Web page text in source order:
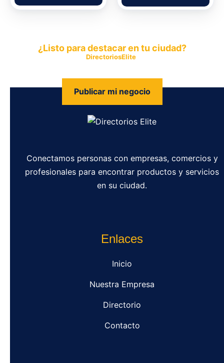
¿Listo para destacar en tu ciudad?
DirectoriosElite
Publicar mi negocio
Conectamos personas con empresas, comercios y
profesionales para encontrar productos y servicios
en su ciudad.
Enlaces
Inicio
Nuestra Empresa
Directorio
Contacto